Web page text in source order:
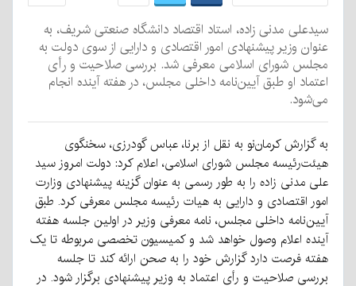
سیدعلی مدنی زاده، استاد اقتصاد دانشگاه صنعتی شریف، به
عنوان وزیر پیشنهادی امور اقتصادی و دارایی از سوی دولت به
مجلس شورای اسلامی معرفی شد. بررسی صلاحیت و رأی
اعتماد او طبق آیین‌نامه داخلی مجلس، در هفته آینده انجام
می‌شود.
به گزارش کرمان‌نو به نقل از برنا، عباس گودرزی، سخنگوی
هیئت‌رئیسه مجلس شورای اسلامی، اعلام کرد: دولت امروز سید
علی مدنی زاده را به طور رسمی به عنوان گزینه پیشنهادی وزارت
امور اقتصادی و دارایی به هیات رئیسه مجلس معرفی کرد. طبق
آیین‌نامه داخلی مجلس، نامه معرفی وزیر در اولین جلسه هفته
آینده اعلام وصول خواهد شد و کمیسیون تخصصی مربوطه تا یک
هفته فرصت دارد گزارش خود را به صحن ارائه کند تا جلسه
بررسی صلاحیت و رأی اعتماد به وزیر پیشنهادی برگزار شود. در